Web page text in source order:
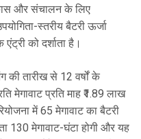
और संचालन के लिए
स्तरीय बैटरी ऊर्जा
को दर्शाता है।
की तारीख से 12 वर्षों के
मेगावाट प्रति माह ₹1.89 लाख
में 65 मेगावाट का बैटरी
130 मेगावाट-घंटा होगी और यह